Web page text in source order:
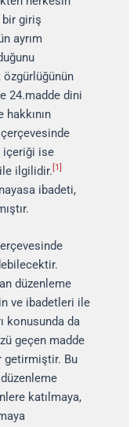
bir giriş
ayrım
24.madde dini
içeriği ise
ilgilidir. [1]
ibadeti,
düzenleme
ve ibadetleri ile
konusunda da
geçen madde
getirmiştir. Bu
katılmaya,